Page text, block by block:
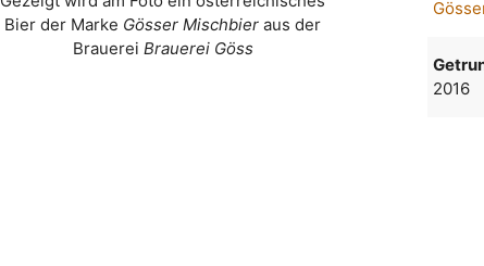
Bier der Marke Gösser Mischbier aus der
Brauerei Brauerei Göss
2016